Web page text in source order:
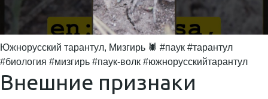
Южнорусский тарантул, Мизгирь 🕷️ #паук #тарантул
#биология #мизгирь #паук-волк #южнорусскийтарантул
Внешние признаки